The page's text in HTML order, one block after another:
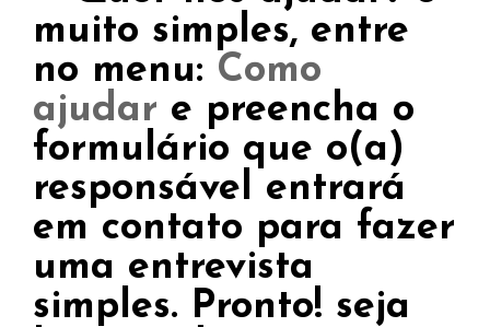
muito simples, entre
no menu: Como
ajudar e preencha o
formulário que o(a)
responsável entrará
em contato para fazer
uma entrevista
simples. Pronto! seja